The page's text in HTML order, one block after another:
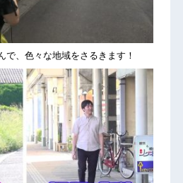
で、色々な地域をさるきます！